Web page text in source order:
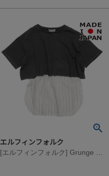
エルフィンフォルク